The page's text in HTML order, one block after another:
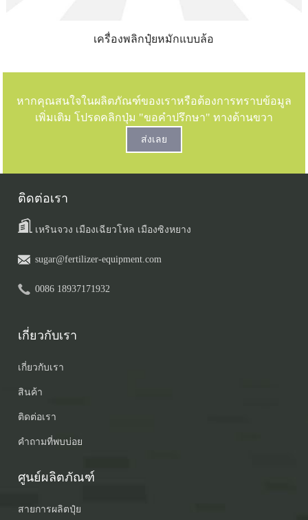
เครื่องพลิกปุ๋ยหมักแบบล้อ
หากคุณสนใจในผลิตภัณฑ์ของเราหรือต้องการทราบข้อมูล
เพิ่มเติม โปรดคลิกปุ่ม "ขอคำปรึกษา" ทางด้านขวา
ส่งเลย
ติดต่อเรา
เหรินจวง เมืองเฉียวโหล เมืองซิงหยาง
sugar@fertilizer-equipment.com
0086 18937171932
เกี่ยวกับเรา
เกี่ยวกับเรา
สินค้า
ติดต่อเรา
คำถามที่พบบ่อย
ศูนย์ผลิตภัณฑ์
สายการผลิตปุ๋ย